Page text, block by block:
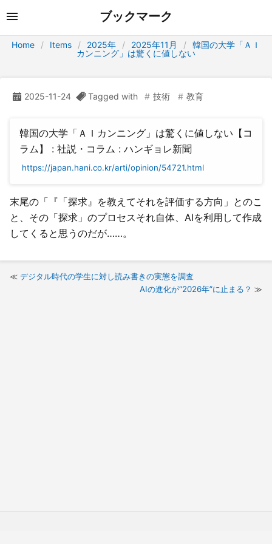
ブックマーク
Home Items 2025年 2025年11月
韓国の大学「ＡＩ
カンニング」は驚くに値しない
2025-11-24 Tagged with 技術 教育
韓国の大学「ＡＩカンニング」は驚くに値しない【コ
ラム】 : 社説・コラム : ハンギョレ新聞
https://japan.hani.co.kr/arti/opinion/54721.html
末尾の「『「探求』を教えてそれを評価する方向」とのこ
と、その「探求」のプロセスそれ自体、AIを利用して作成
してくると思うのだが……。
デジタル時代の学生に対し読み書きの実態を調査
AIの進化が“2026年”に止まる？